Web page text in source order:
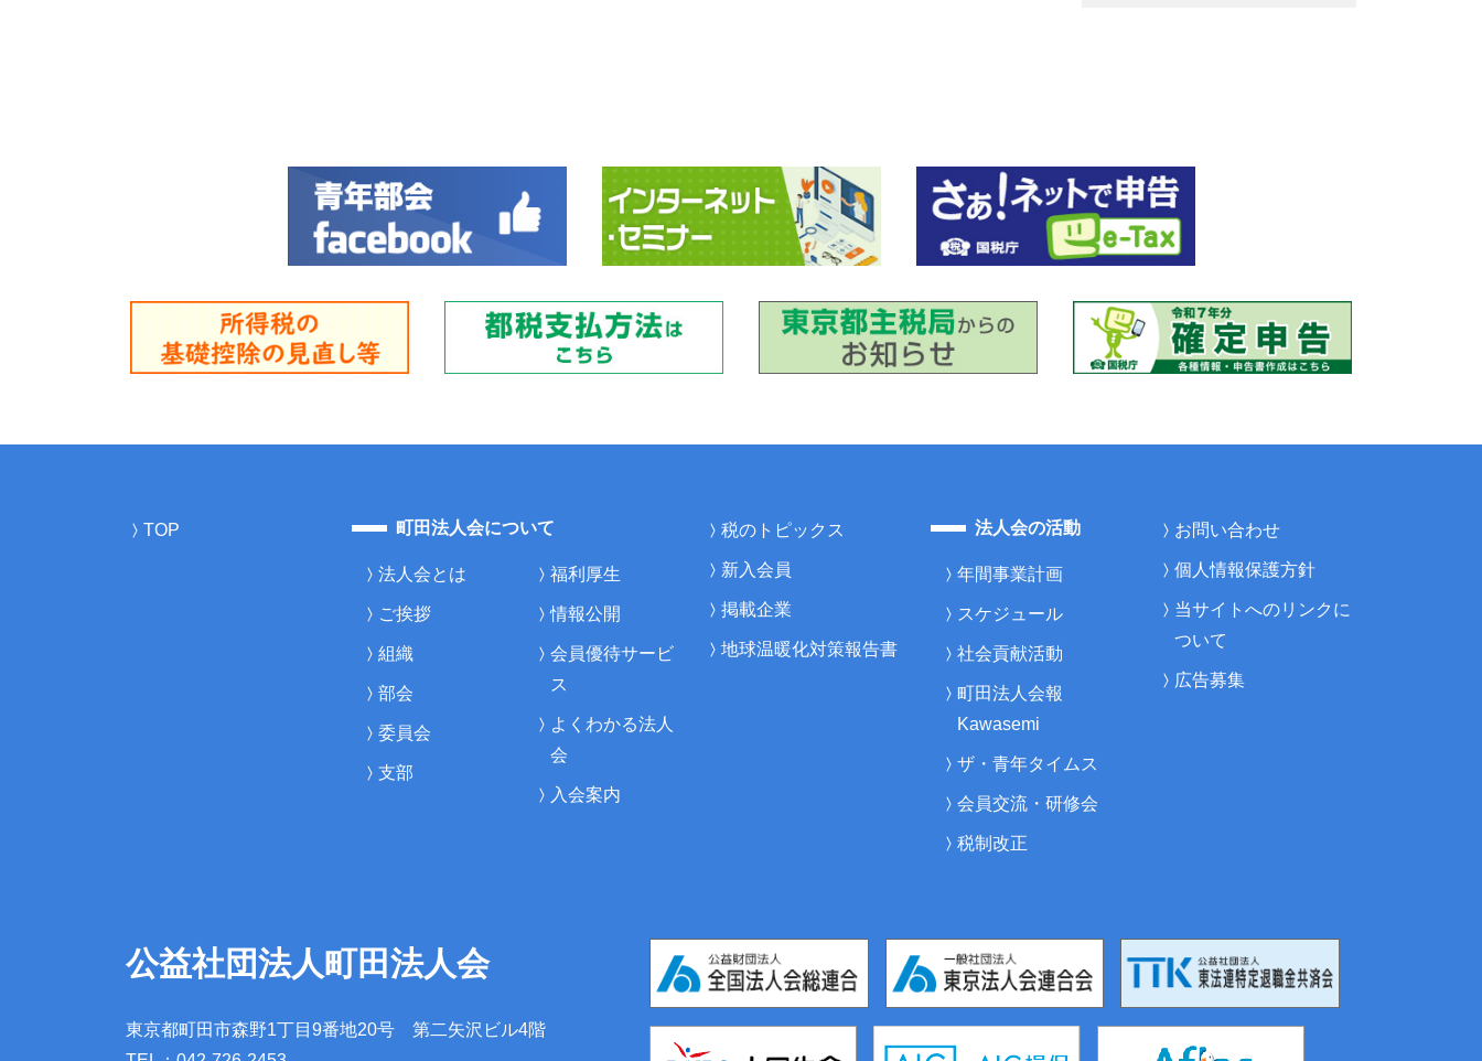
TOP 町田法人会について
法人会とは
ご挨拶
組織
部会
委員会
支部
福利厚生
情報公開
会員優待サービ
ス
よくわかる法人
会
入会案内
税のトピックス
新入会員
掲載企業
地球温暖化対策報告書
法人会の活動
年間事業計画
スケジュール
社会貢献活動
町田法人会報
Kawasemi
ザ・青年タイムス
会員交流・研修会
税制改正
お問い合わせ
個人情報保護方針
当サイトへのリンクに
ついて
広告募集
公益社団法人町田法人会
東京都町田市森野1丁目9番地20号 第二矢沢ビル4階